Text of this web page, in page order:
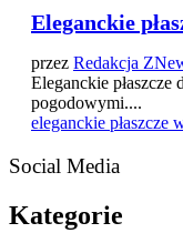
Eleganckie
przez Redakcja
Eleganckie
pogodowymi....
eleganckie płaszcze
Social Media
Kategorie